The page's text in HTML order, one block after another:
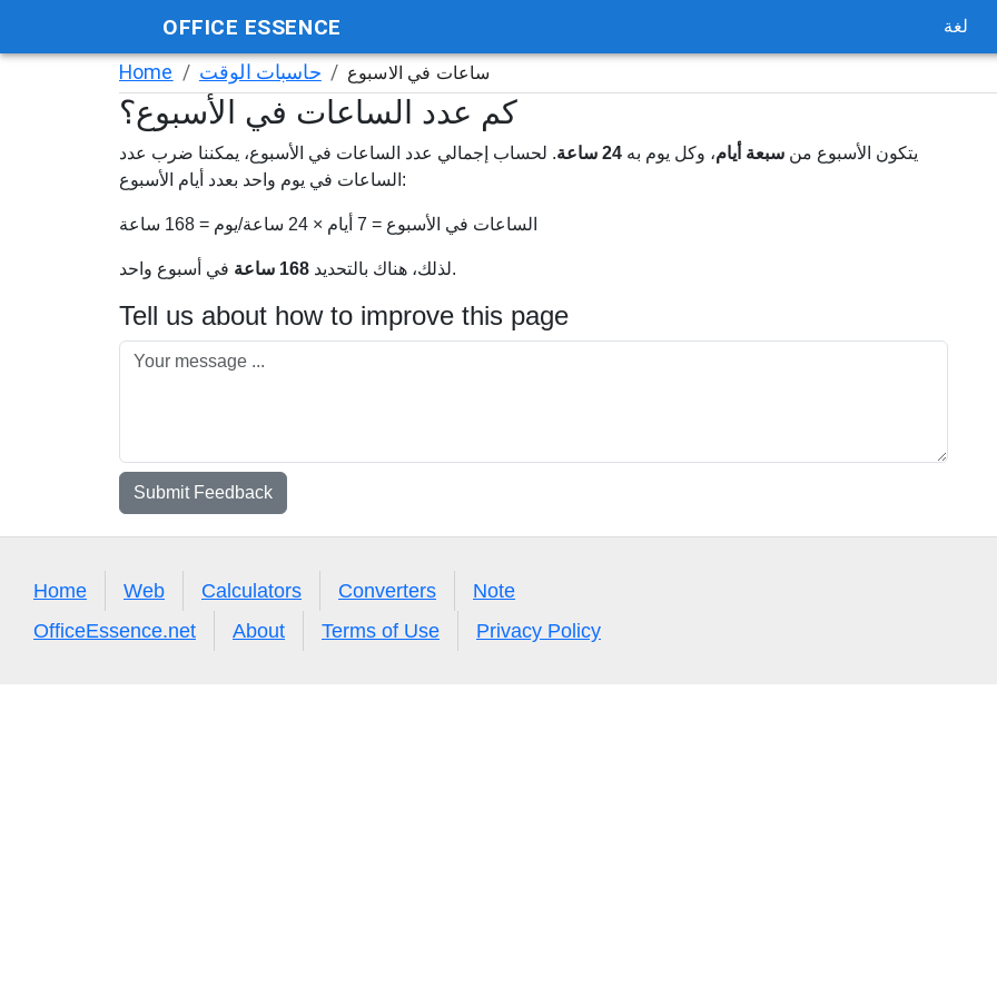
OFFICE ESSENCE لغة
Home / حاسبات الوقت / ساعات في الاسبوع
كم عدد الساعات في الأسبوع؟
يتكون الأسبوع من سبعة أيام، وكل يوم به 24 ساعة
. لحساب إجمالي عدد الساعات في الأسبوع، يمكننا ضرب عدد
الساعات في يوم واحد بعدد أيام الأسبوع:
الساعات في الأسبوع = 7 أيام × 24 ساعة/يوم = 168 ساعة
لذلك، هناك بالتحديد 168 ساعة في أسبوع واحد.
Tell us about how to improve this page
Submit Feedback
Home Web Calculators Converters
Note
OfficeEssence.net
About Terms of Use Privacy Policy